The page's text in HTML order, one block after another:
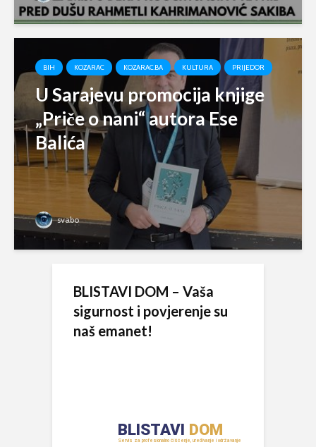
BIH KOZARAC KOZARAC.BA KULTURA PRIJEDOR
U Sarajevu promocija knjige
„Priče o nani“ autora Ese
Balića
svabo
BLISTAVI DOM – Vaša
sigurnost i povjerenje su
naš emanet!